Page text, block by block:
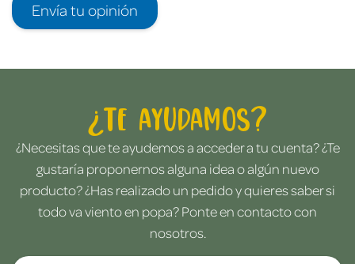
Envía tu opinión
¿Te ayudamos?
¿Necesitas que te ayudemos a acceder a tu cuenta? ¿Te
gustaría proponernos alguna idea o algún nuevo
producto? ¿Has realizado un pedido y quieres saber si
todo va viento en popa? Ponte en contacto con
nosotros.